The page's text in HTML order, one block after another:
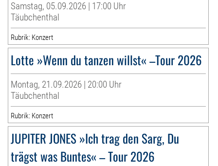
Samstag, 05.09.2026 | 17:00 Uhr
Täubchenthal
Rubrik: Konzert
Lotte »Wenn du tanzen willst« –Tour 2026
Montag, 21.09.2026 | 20:00 Uhr
Täubchenthal
Rubrik: Konzert
JUPITER JONES »Ich trag den Sarg, Du
trägst was Buntes« – Tour 2026